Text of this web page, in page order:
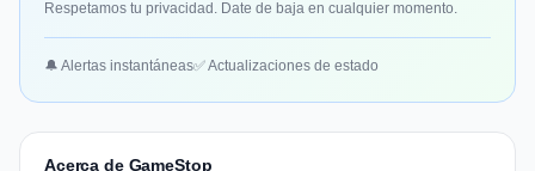
Respetamos tu privacidad. Date de baja en cualquier momento.
🔔 Alertas instantáneas✅ Actualizaciones de estado
Acerca de GameStop